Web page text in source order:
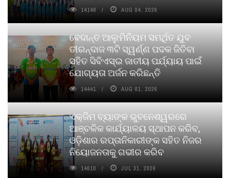
14148 AUG 04, 2026
ବେଦାନ୍ତ ଆଲୁମିନିୟମ ସମର୍ଥିତ ଯୁବ
ତୀରନ୍ଦାଜ ୩ଟି ସ୍ୱର୍ଣ୍ଣ ପଦକ ଜିତିବା
ସହିତ ସିବିଏସ୍ଇ ଜାତୀୟ ପର୍ଯ୍ୟାୟ ପାଇଁ
ଯୋଗ୍ୟତା ଅର୍ଜନ କରିଛନ୍ତି
14441 AUG 01, 2026
ଏକ୍ଜିମ ବ୍ୟାଙ୍କ ଭୁବନେଶ୍ୱରରେ
ଆଞ୍ଚଳିକ କାର୍ଯ୍ୟାଳୟ ସ୍ଥାପନ କରିବ,
ଓଡ଼ିଶାର ରପ୍ତାନିକାରୀଙ୍କ ସହିତ ନିଜର
ନିୟୋଜନତାକୁ ଗଭୀର କରିବ
14610 JUL 31, 2026